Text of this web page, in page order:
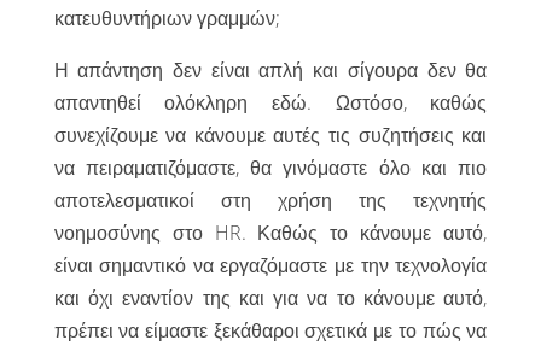
κατευθυντήριων γραμμών;
Η απάντηση δεν είναι απλή και σίγουρα δεν θα
απαντηθεί ολόκληρη εδώ. Ωστόσο, καθώς
συνεχίζουμε να κάνουμε αυτές τις συζητήσεις και
να πειραματιζόμαστε, θα γινόμαστε όλο και πιο
αποτελεσματικοί στη χρήση της τεχνητής
νοημοσύνης στο HR. Καθώς το κάνουμε αυτό,
είναι σημαντικό να εργαζόμαστε με την τεχνολογία
και όχι εναντίον της και για να το κάνουμε αυτό,
πρέπει να είμαστε ξεκάθαροι σχετικά με το πώς να